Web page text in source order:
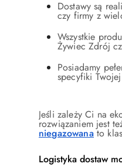
Dostawy są
czy firmy z
Wszystkie
Żywiec Zdrój
Posiadamy
specyfiki
Jeśli zależy Ci na
rozwiązaniem jest
niegazowanato
Logistyka dostaw